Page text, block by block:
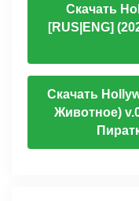
Скачать
[RUS|ENG]
Скачать
Животное)